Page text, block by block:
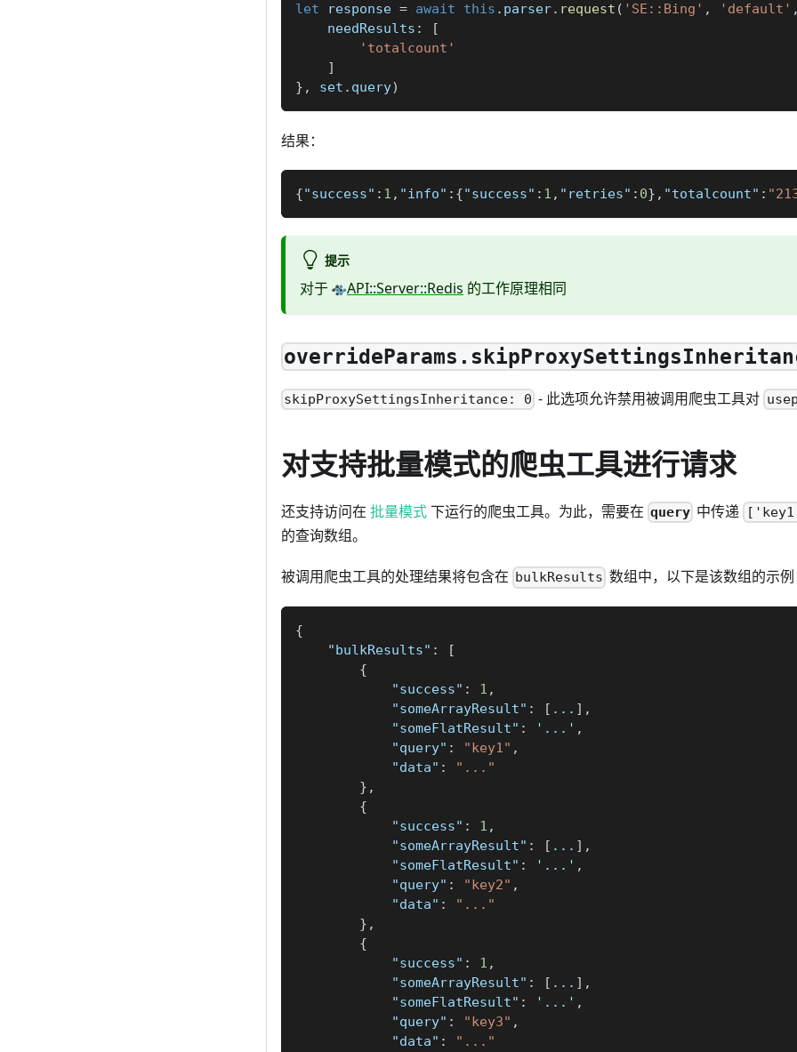
let response = await this . parser. request ( 'SE::Bing' , 'default' ,
needResults :
[
'totalcount'
]
} , set . query)
结果：
{"success" : 1 , "info" : {"success" : 1 , "retries" : 0} , "totalcount" :
提示
对于 API::Server::Redis 的工作原理相同
skipProxySettingsInheritance: 0 - 此选项允许禁用被调用爬虫工具对
对支持批量模式的爬虫工具进行请求
还支持访问在 批量模式下运行的爬虫工具。为此，需要在 query 中传递
的查询数组。
被调用爬虫工具的处理结果将包含在 bulkResults 数组中，以下是该数组的示例
{
"bulkResults" :
[
{
"success" : 1 ,
"someArrayResult" : [ ... ] ,
"someFlatResult" : '...' ,
"query" : "key1" ,
"data" :
"..."
} ,
{
"success" : 1 ,
"someArrayResult" : [ ... ] ,
"someFlatResult" : '...' ,
"query" : "key2" ,
"data" :
"..."
} ,
{
"success" : 1 ,
"someArrayResult" : [ ... ] ,
"someFlatResult" : '...' ,
"query" : "key3" ,
"data" : "..."